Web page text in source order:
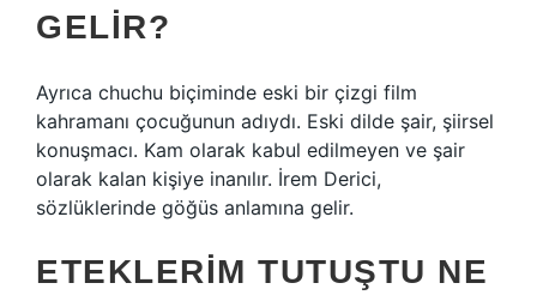
GELIR?
Ayrıca chuchu biçiminde eski bir çizgi film
kahramanı çocuğunun adıydı. Eski dilde şair, şiirsel
konuşmacı. Kam olarak kabul edilmeyen ve şair
olarak kalan kişiye inanılır. İrem Derici,
sözlüklerinde göğüs anlamına gelir.
ETEKLERIM TUTUŞTU NE